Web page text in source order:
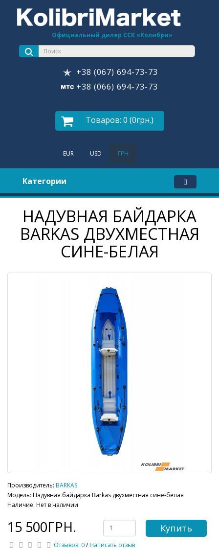
Официальный дилер ССК «Колибри»
+38 (067) 694-73-73
+38 (066) 694-73-73
Товаров: 0 (0грн.)
EUR USD ГРН
Категории
НАДУВНАЯ БАЙДАРКА
BARKAS ДВУХМЕСТНАЯ
СИНЕ-БЕЛАЯ
Производитель: BARKAS
Модель: Надувная байдарка Barkas двухместная сине-белая
Наличие: Нет в наличии
15 500ГРН. Купить
Отзывов: 0/Написать отзыв